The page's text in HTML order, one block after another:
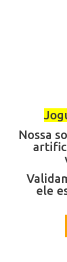
Nossa
ele
Nossa
ele